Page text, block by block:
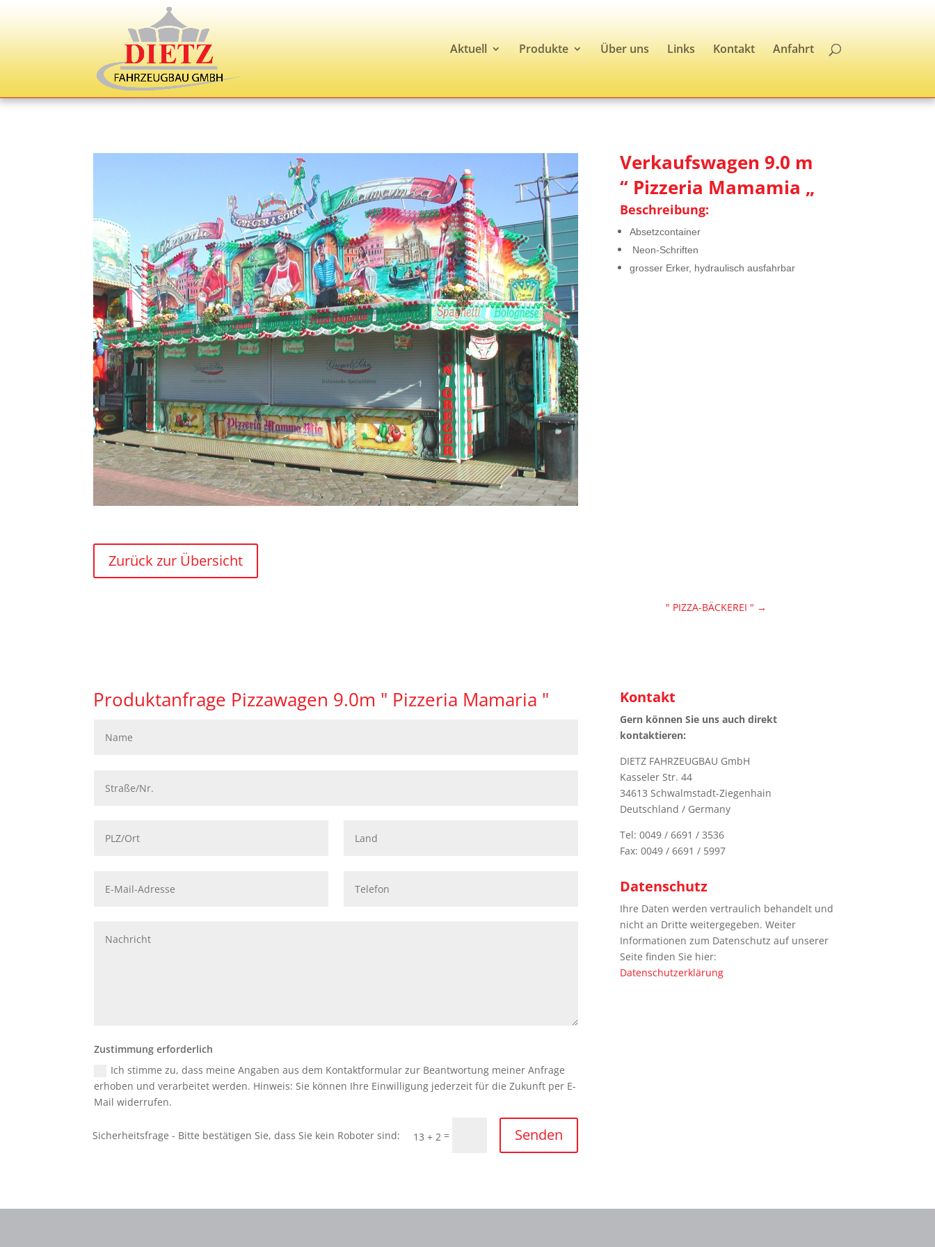
Aktuell Produkte Über uns Links Kontakt Anfahrt
Verkaufswagen 9.0 m
“ Pizzeria Mamamia „
Beschreibung:
Absetzcontainer
Neon-Schriften
grosser Erker, hydraulisch ausfahrbar
Zurück zur Übersicht
" PIZZA-BÄCKEREI " →
Produktanfrage Pizzawagen 9.0m " Pizzeria Mamaria "
Zustimmung erforderlich
Ich stimme zu, dass meine Angaben aus dem Kontaktformular zur Beantwortung meiner Anfrage
erhoben und verarbeitet werden. Hinweis: Sie können Ihre Einwilligung jederzeit für die Zukunft per E-
Mail widerrufen.
13 + 2 = Senden
Kontakt
Gern können Sie uns auch direkt
kontaktieren:
DIETZ FAHRZEUGBAU GmbH
Kasseler Str. 44
34613 Schwalmstadt-Ziegenhain
Deutschland / Germany
Tel: 0049 / 6691 / 3536
Fax: 0049 / 6691 / 5997
Datenschutz
Ihre Daten werden vertraulich behandelt und
nicht an Dritte weitergegeben. Weiter
Informationen zum Datenschutz auf unserer
Seite finden Sie hier:
Datenschutzerklärung